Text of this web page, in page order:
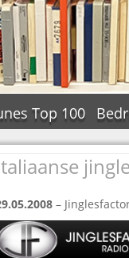
Top 100
–